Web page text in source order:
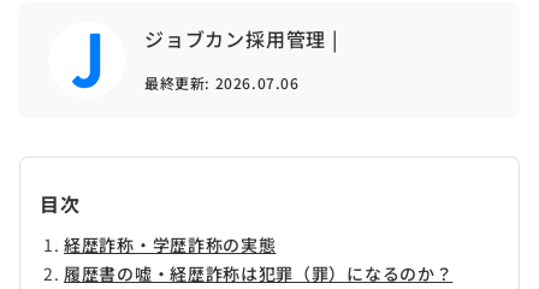
ジョブカン採用管理 |
最終更新: 2026.07.06
目次
経歴詐称・学歴詐称の実態
履歴書の嘘・経歴詐称は犯罪（罪）になるのか？